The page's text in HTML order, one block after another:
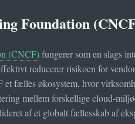
Foundation
(CNCF)fungerer som en slags
reducerer risikoen for
et fælles økosystem, hvor
mellem forskellige cloud-
af et globalt fællesskab af